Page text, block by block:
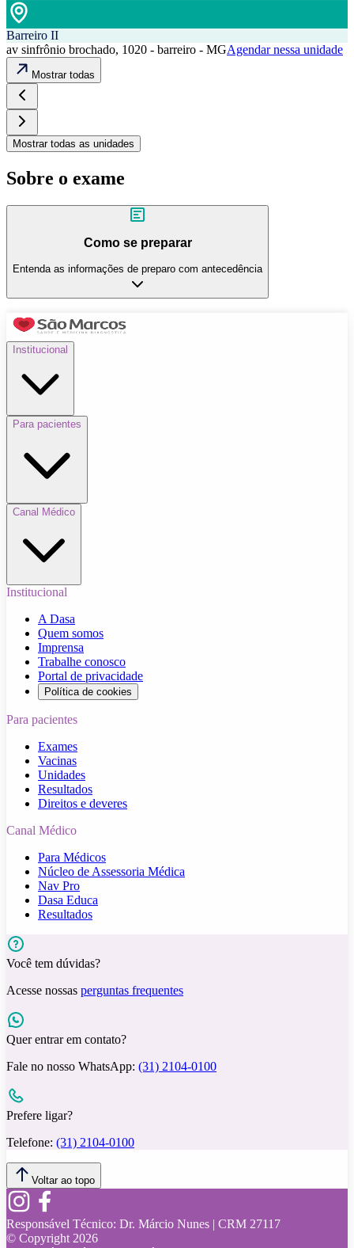
Barreiro II
av sinfrônio brochado, 1020 - barreiro - MGAgendar nessa unidade
Mostrar todas
Mostrar todas as unidades
Sobre o exame
Como se preparar
Entenda as informações de preparo com antecedência
Institucional
Para pacientes
Canal Médico
Institucional
A Dasa
Quem somos
Imprensa
Trabalhe conosco
Portal de privacidade
Política de cookies
Para pacientes
Exames
Vacinas
Unidades
Resultados
Direitos e deveres
Canal Médico
Para Médicos
Núcleo de Assessoria Médica
Nav Pro
Dasa Educa
Resultados
Você tem dúvidas?
Acesse nossas perguntas frequentes
Quer entrar em contato?
Fale no nosso WhatsApp: (31) 2104-0100
Prefere ligar?
Telefone: (31) 2104-0100
Voltar ao topo
Responsável Técnico: Dr. Márcio Nunes | CRM 27117
© Copyright2026